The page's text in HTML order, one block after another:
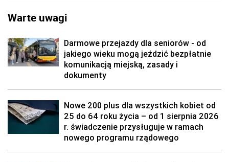
Warte uwagi
Darmowe przejazdy dla seniorów - od
jakiego wieku mogą jeździć bezpłatnie
komunikacją miejską, zasady i
dokumenty
Nowe 200 plus dla wszystkich kobiet od
25 do 64 roku życia – od 1 sierpnia 2026
r. świadczenie przysługuje w ramach
nowego programu rządowego